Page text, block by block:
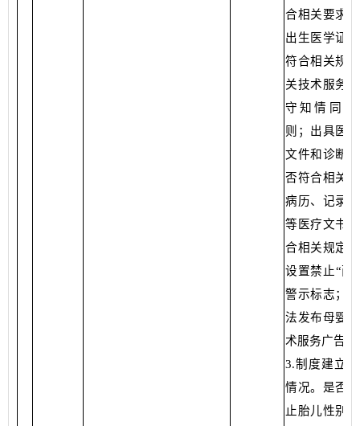
合相关要求
出生医学证
符合相关规
关技术服务
守知情同意
则；出具医
文件和诊断
否符合相关
病历、记录
等医疗文书
合相关规定
设置禁止“两
警示标志；
法发布母婴
术服务广告。
3.制度建立
情况。是否
止胎儿性别